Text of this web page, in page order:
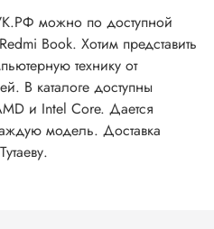
можно по доступной
Book. Хотим представить
технику от
В каталоге доступны
и Intel Core. Дается
модель. Доставка